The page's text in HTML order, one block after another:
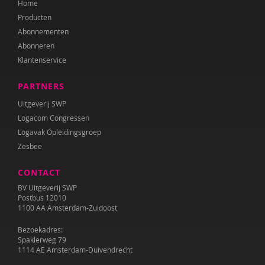
Annet Weterings
Iris Wierdsma
Merel van der Wouden
Home
Producten
Abonnementen
Abonneren
Klantenservice
PARTNERS
Uitgeverij SWP
Logacom Congressen
Logavak Opleidingsgroep
Zesbee
CONTACT
BV Uitgeverij SWP
Postbus 12010
1100 AA Amsterdam-Zuidoost
Bezoekadres:
Spaklerweg 79
1114 AE Amsterdam-Duivendrecht